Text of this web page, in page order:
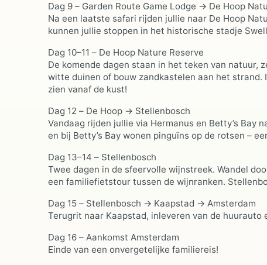
Dag 9 – Garden Route Game Lodge → De Hoop
Na een laatste safari rijden jullie naar De Hoop
kunnen jullie stoppen in het historische stadje
Dag 10–11 – De Hoop Nature Reserve
De komende dagen staan in het teken van natuur,
witte duinen of bouw zandkastelen aan het
zien vanaf de kust!
Dag 12 – De Hoop → Stellenbosch
Vandaag rijden jullie via Hermanus en Betty’s Bay
en bij Betty’s Bay wonen pinguïns op de rotsen –
Dag 13–14 – Stellenbosch
Twee dagen in de sfeervolle wijnstreek. Wandel
een familiefietstour tussen de wijnranken.
Dag 15 – Stellenbosch → Kaapstad → Amsterdam
Terugrit naar Kaapstad, inleveren van de huurauto
Dag 16 – Aankomst Amsterdam
Einde van een onvergetelijke familiereis!